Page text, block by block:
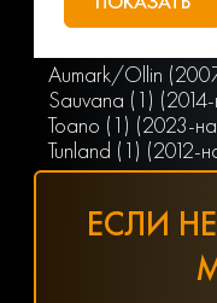
Aumark/Ollin
Sauvana (1)
Toano (1) (2023-
Tunland (1) (2012-
ЕСЛИ